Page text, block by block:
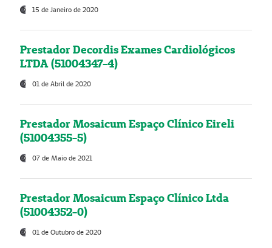
15 de Janeiro de 2020
Prestador Decordis Exames Cardiológicos
LTDA (51004347-4)
01 de Abril de 2020
Prestador Mosaicum Espaço Clínico Eireli
(51004355-5)
07 de Maio de 2021
Prestador Mosaicum Espaço Clínico Ltda
(51004352-0)
01 de Outubro de 2020